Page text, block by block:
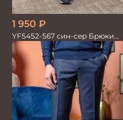
1 950 ₽
YF5452-567 син-сер Брюки
мужские